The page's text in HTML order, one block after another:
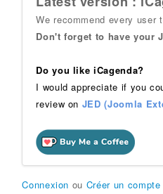
We recommend every user
Don't forget to have your
Do you like iCagenda?
I would appreciate if you
review on JED (Joomla
Connexion ou Créer un compte